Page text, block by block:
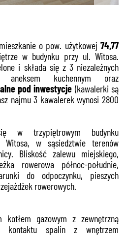
o pow. użytkowej 74,77
w budynku przy ul. Witosa.
i składa się z 3 niezależnych
kuchennym oraz
pod inwestycje (kawalerki są
najmu 3 kawalerek wynosi 2800
w trzypiętrowym budynku
w sąsiedztwie terenów
Bliskość zalewu miejskiego,
rowerowa północ-południe,
do odpoczynku, pieszych
rowerowych.
kotłem gazowym z zewnętrzną
kontaktu spalin z wnętrzem